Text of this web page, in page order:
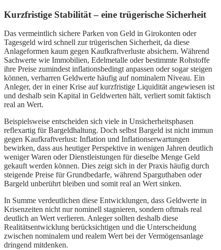
Kurzfristige Stabilität – eine trügerische Sicherheit
Das vermeintlich sichere Parken von Geld in Girokonten oder
Tagesgeld wird schnell zur trügerischen Sicherheit, da diese
Anlageformen kaum gegen Kaufkraftverluste absichern. Während
Sachwerte wie Immobilien, Edelmetalle oder bestimmte Rohstoffe
ihre Preise zumindest inflationsbedingt anpassen oder sogar steigen
können, verharren Geldwerte häufig auf nominalem Niveau. Ein
Anleger, der in einer Krise auf kurzfristige Liquidität angewiesen ist
und deshalb sein Kapital in Geldwerten hält, verliert somit faktisch
real an Wert.
Beispielsweise entscheiden sich viele in Unsicherheitsphasen
reflexartig für Bargeldhaltung. Doch selbst Bargeld ist nicht immun
gegen Kaufkraftverlust: Inflation und Inflationserwartungen
bewirken, dass aus heutiger Perspektive in wenigen Jahren deutlich
weniger Waren oder Dienstleistungen für dieselbe Menge Geld
gekauft werden können. Dies zeigt sich in der Praxis häufig durch
steigende Preise für Grundbedarfe, während Sparguthaben oder
Bargeld unberührt bleiben und somit real an Wert sinken.
In Summe verdeutlichen diese Entwicklungen, dass Geldwerte in
Krisenzeiten nicht nur nominell stagnieren, sondern oftmals real
deutlich an Wert verlieren. Anleger sollten deshalb diese
Realitätsentwicklung berücksichtigen und die Unterscheidung
zwischen nominalem und realem Wert bei der Vermögensanlage
dringend mitdenken.